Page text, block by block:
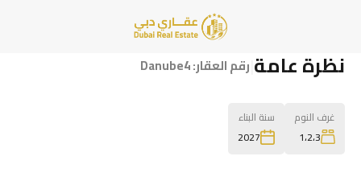
نظرة عامة رقم العقار:Danube4
غرف النوم
1،2،3
سنة البناء
2027